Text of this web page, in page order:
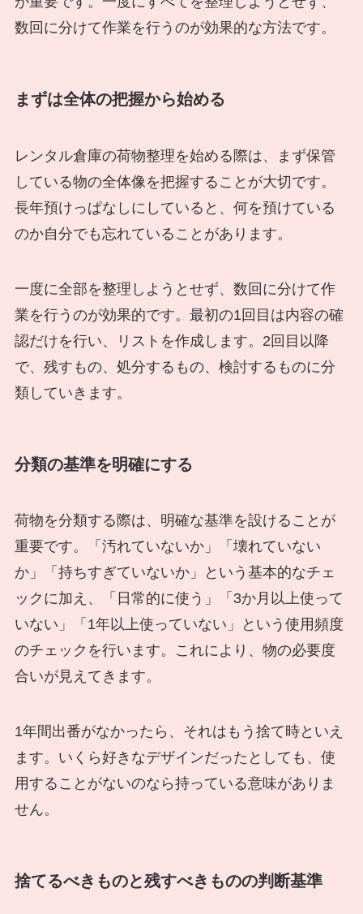
数回に分けて作業を行うのが効果的な方法です。
まずは全体の把握から始める
レンタル倉庫の荷物整理を始める際は、まず保管
している物の全体像を把握することが大切です。
長年預けっぱなしにしていると、何を預けている
のか自分でも忘れていることがあります。
一度に全部を整理しようとせず、数回に分けて作
業を行うのが効果的です。最初の1回目は内容の確
認だけを行い、リストを作成します。2回目以降
で、残すもの、処分するもの、検討するものに分
類していきます。
分類の基準を明確にする
荷物を分類する際は、明確な基準を設けることが
重要です。「汚れていないか」「壊れていない
か」「持ちすぎていないか」という基本的なチェ
ックに加え、「日常的に使う」「3か月以上使って
いない」「1年以上使っていない」という使用頻度
のチェックを行います。これにより、物の必要度
合いが見えてきます。
1年間出番がなかったら、それはもう捨て時といえ
ます。いくら好きなデザインだったとしても、使
用することがないのなら持っている意味がありま
せん。
捨てるべきものと残すべきものの判断基準